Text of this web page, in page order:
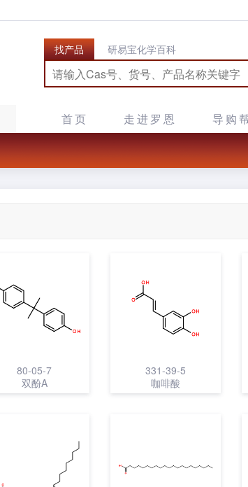
找产品 研易宝化学百科
首页 走进罗恩 导购
80-05-7
双酚A
331-39-5
咖啡酸